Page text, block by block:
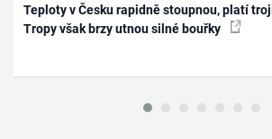
Teploty v Česku rapidně stoupnou, platí
Tropy však brzy utnou silné bouřky